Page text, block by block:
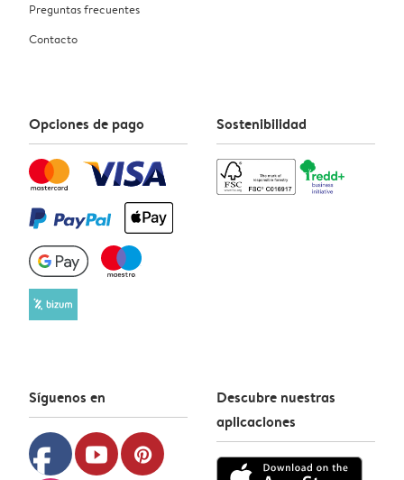
Preguntas frecuentes
Contacto
Opciones de pago Sostenibilidad
Síguenos en
facebook youtube pinterest
Descubre nuestras
aplicaciones